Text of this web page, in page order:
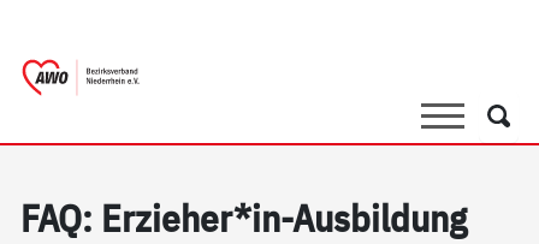
SucheSuche
FAQ: Er­zie­her*in-Aus­bil­dung